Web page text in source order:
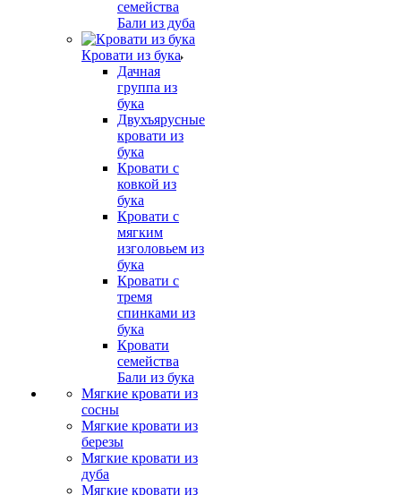
семейства
Бали из дуба
Кровати из бука
Дачная
группа из
бука
Двухъярусные
кровати из
бука
Кровати с
ковкой из
бука
Кровати с
мягким
изголовьем из
бука
Кровати с
тремя
спинками из
бука
Кровати
семейства
Бали из бука
Мягкие кровати из
сосны
Мягкие кровати из
березы
Мягкие кровати из
дуба
Мягкие кровати из